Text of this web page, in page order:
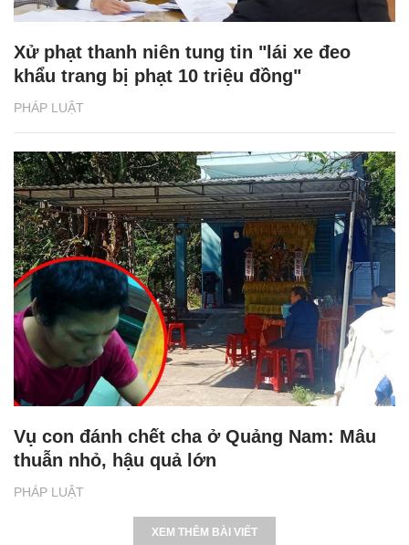
PHÁP LUẬT
Xử phạt thanh niên tung tin "lái xe đeo
khẩu trang bị phạt 10 triệu đồng"
PHÁP LUẬT
Vụ con đánh chết cha ở Quảng Nam: Mâu
thuẫn nhỏ, hậu quả lớn
XEM THÊM BÀI VIẾT